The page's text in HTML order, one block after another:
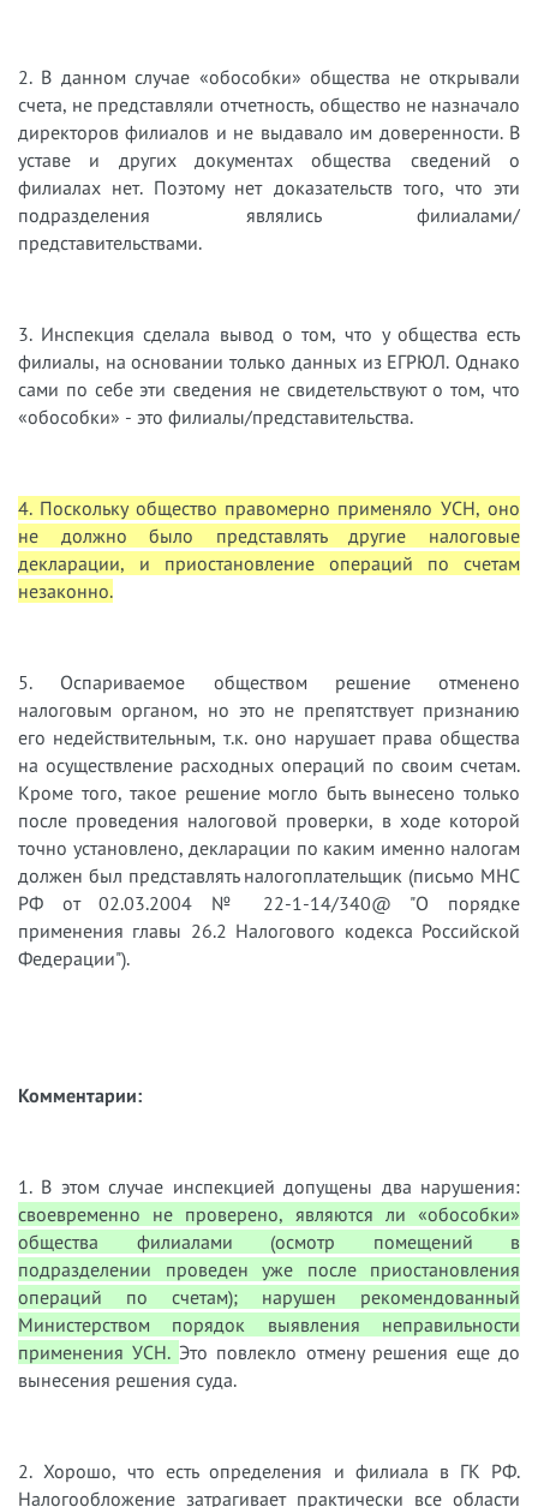
2. В данном случае «обособки» общества не открывали
счета, не представляли отчетность, общество не назначало
директоров филиалов и не выдавало им доверенности. В
уставе и других документах общества сведений о
филиалах нет. Поэтому нет доказательств того, что эти
подразделения являлись филиалами/
представительствами.
3. Инспекция сделала вывод о том, что у общества есть
филиалы, на основании только данных из ЕГРЮЛ. Однако
сами по себе эти сведения не свидетельствуют о том, что
«обособки» - это филиалы/представительства.
4. Поскольку общество правомерно применяло УСН, оно
не должно было представлять другие налоговые
декларации, и приостановление операций по счетам
незаконно.
5. Оспариваемое обществом решение отменено
налоговым органом, но это не препятствует признанию
его недействительным, т.к. оно нарушает права общества
на осуществление расходных операций по своим счетам.
Кроме того, такое решение могло быть вынесено только
после проведения налоговой проверки, в ходе которой
точно установлено, декларации по каким именно налогам
должен был представлять налогоплательщик (письмо МНС
РФ от 02.03.2004 № 22-1-14/340@ "О порядке
применения главы 26.2 Налогового кодекса Российской
Федерации").
Комментарии:
1. В этом случае инспекцией допущены два нарушения:
своевременно не проверено, являются ли «обособки»
общества филиалами (осмотр помещений в
подразделении проведен уже после приостановления
операций по счетам); нарушен рекомендованный
Министерством порядок выявления неправильности
применения УСН.Это повлекло отмену решения еще до
вынесения решения суда.
2. Хорошо, что есть определения и филиала в ГК РФ.
Налогообложение затрагивает практически все области